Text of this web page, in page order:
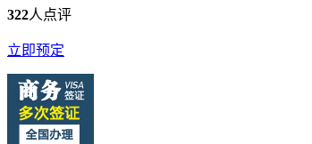
322人点评
立即预定